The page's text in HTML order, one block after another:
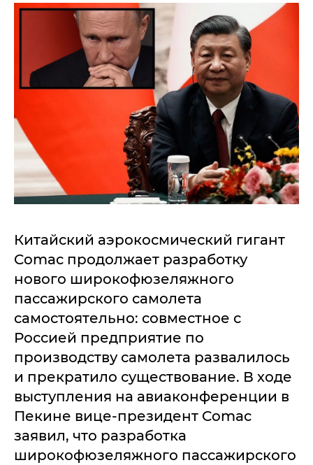
Китайский аэрокосмический гигант
Comac продолжает разработку
нового широкофюзеляжного
пассажирского самолета
самостоятельно: совместное с
Россией предприятие по
производству самолета развалилось
и прекратило существование. В ходе
выступления на авиаконференции в
Пекине вице-президент Comac
заявил, что разработка
широкофюзеляжного пассажирского